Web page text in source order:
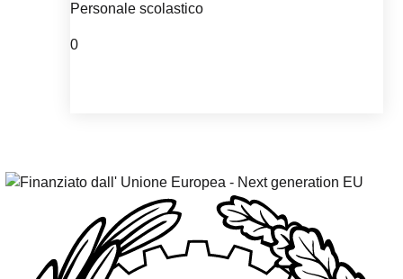
Personale scolastico
0